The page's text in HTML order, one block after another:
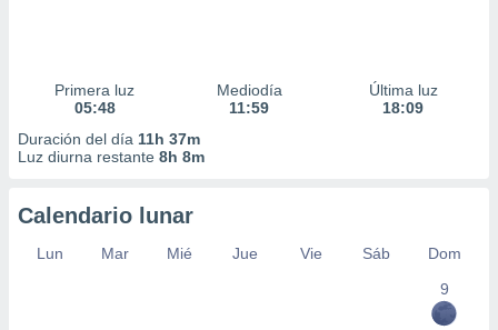
Primera luz
05:48
Mediodía
11:59
Última luz
18:09
Duración del día 11h 37m
Luz diurna restante 8h 8m
Calendario lunar
Lun Mar Mié Jue Vie Sáb
Dom
9